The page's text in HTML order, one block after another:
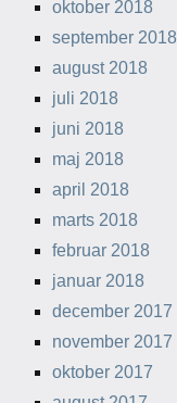
oktober 2018
september 2018
august 2018
juli 2018
juni 2018
maj 2018
april 2018
marts 2018
februar 2018
januar 2018
december 2017
november 2017
oktober 2017